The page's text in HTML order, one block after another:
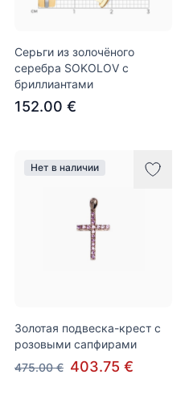
Серьги из золочёного
серебра SOKOLOV с
бриллиантами
152.00 €
Нет в наличии
Золотая подвеска-крест с
розовыми сапфирами
475.00 € 403.75 €